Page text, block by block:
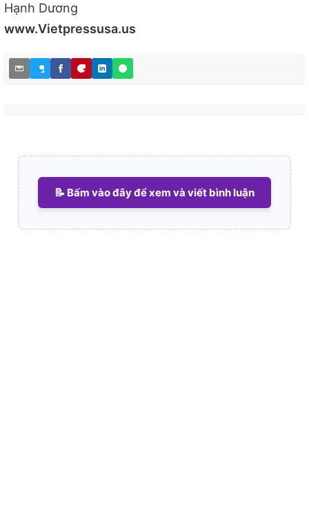
Hạnh Dương
www.Vietpressusa.us
📝 Bấm vào đây để xem và viết bình luận